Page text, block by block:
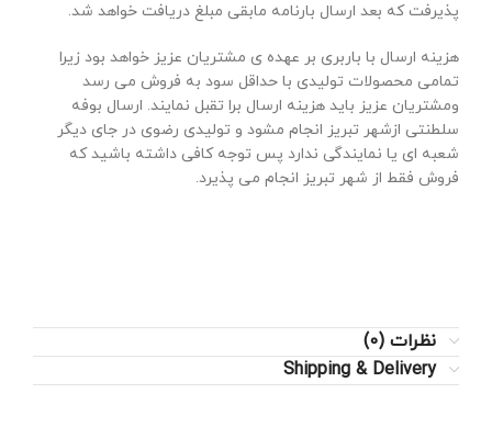
پذیرفت که بعد ارسال بارنامه مابقی مبلغ دریافت خواهد شد.
هزینه ارسال با باربری بر عهده ی مشتریان عزیز خواهد بود زیرا
تمامی محصولات تولیدی با حداقل سود به فروش می رسد
ومشتریان عزیز باید هزینه ارسال برا تقبل نمایند. ارسال بوفه
سلطنتی ازشهر تبریز انجام مشود و تولیدی رضوی در جای دیگر
شعبه ای یا نمایندگی ندارد پس توجه کافی داشته باشید که
فروش فقط از شهر تبریز انجام می پذیرد.
نظرات (0)
Shipping & Delivery